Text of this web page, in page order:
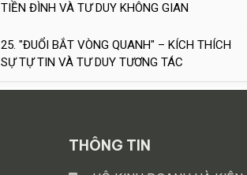
TIỀN ĐÌNH VÀ TƯ DUY KHÔNG GIAN
25. "ĐUỔI BẮT VÒNG QUANH" – KÍCH THÍCH
SỰ TỰ TIN VÀ TƯ DUY TƯƠNG TÁC
THÔNG TIN